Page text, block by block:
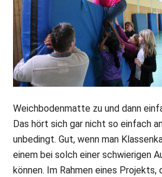
Weichbodenmatte zu und dann
Das hört sich gar nicht so einfach
unbedingt. Gut, wenn man
einem bei solch einer schwierigen
können. Im Rahmen eines Projekts,